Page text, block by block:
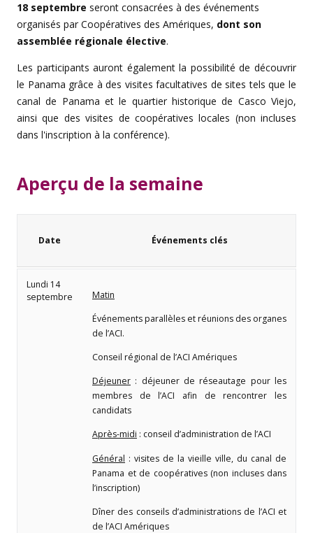
18 septembre seront consacrées à des événements
organisés par Coopératives des Amériques, dont son
assemblée régionale élective.
Les participants auront également la possibilité de découvrir
le Panama grâce à des visites facultatives de sites tels que le
canal de Panama et le quartier historique de Casco Viejo,
ainsi que des visites de coopératives locales (non incluses
dans l'inscription à la conférence).
Aperçu de la semaine
Date Événements clés
Lundi 14
septembre
Matin
Événements parallèles et réunions des organes
de l’ACI.
Conseil régional de l’ACI Amériques
Déjeuner : déjeuner de réseautage pour les
membres de l’ACI afin de rencontrer les
candidats
Après-midi : conseil d’administration de l’ACI
Général : visites de la vieille ville, du canal de
Panama et de coopératives (non incluses dans
l’inscription)
Dîner des conseils d’administrations de l’ACI et
de l’ACI Amériques